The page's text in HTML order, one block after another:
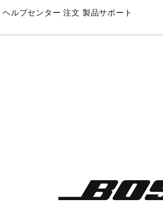
Skip
Main
ヘルプセンター 注文 製品サポート